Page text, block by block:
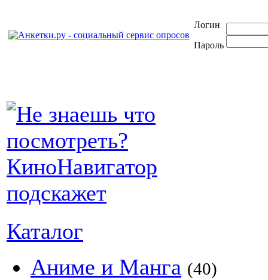
Логин
Пароль
Каталог
Аниме и Манга (40)